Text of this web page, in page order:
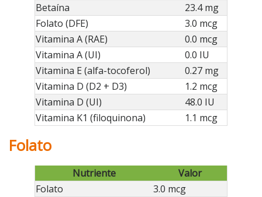
Betaína
23.4 mg
Folato (DFE)
3.0 mcg
Vitamina A (RAE)
0.0 mcg
Vitamina A (UI)
0.0 IU
Vitamina E (alfa-tocoferol)
0.27 mg
Vitamina D (D2 + D3)
1.2 mcg
Vitamina D (UI)
48.0 IU
Vitamina K1 (filoquinona)
1.1 mcg
Folato
Nutriente
Valor
Folato
3.0 mcg